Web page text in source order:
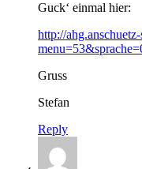
Guck‘ einmal hier:
http://
Gruss
Stefan
Reply